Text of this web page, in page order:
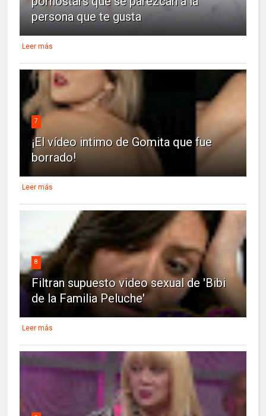
persona que te gusta
Leer más
7
¡El vídeo intimo de Gomita que fue
borrado!
Leer más
8
Filtran supuesto video sexual de 'Bibi
de la Familia Peluche'
Leer más